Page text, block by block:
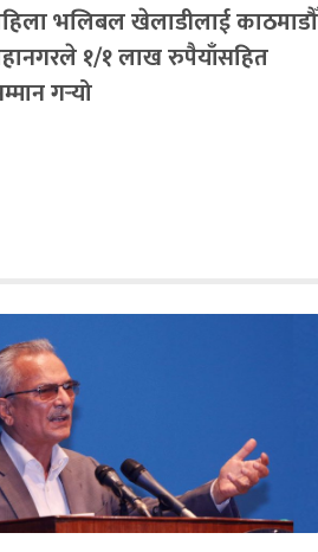
भलिबल खेलाडीलाई काठमाडौँ
१/१ लाख रुपैयाँसहित
गर्‍यो